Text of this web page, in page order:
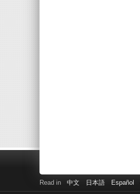
Read in 中文 日本語 Español